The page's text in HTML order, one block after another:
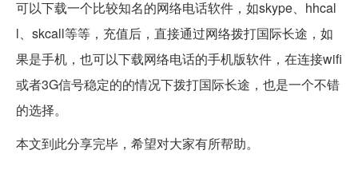
可以下载一个比较知名的网络电话软件，如skype、hhcal
l、skcall等等，充值后，直接通过网络拨打国际长途，如
果是手机，也可以下载网络电话的手机版软件，在连接wifi
或者3G信号稳定的的情况下拨打国际长途，也是一个不错
的选择。
本文到此分享完毕，希望对大家有所帮助。